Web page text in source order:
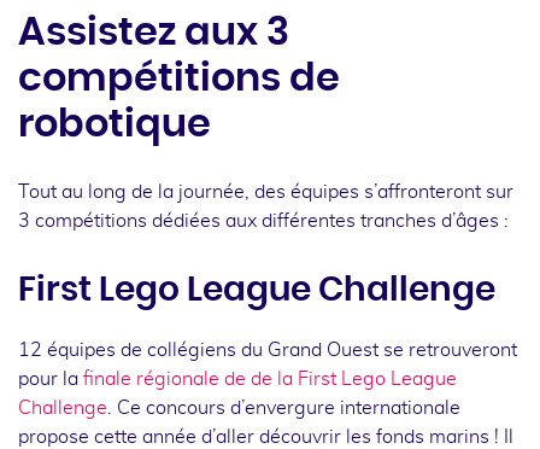
Assistez aux 3
compétitions de
robotique
Tout au long de la journée, des équipes s’affronteront sur
3 compétitions dédiées aux différentes tranches d’âges :
First Lego League Challenge
12 équipes de collégiens du Grand Ouest se retrouveront
pour la finale régionale de de la First Lego League
Challenge . Ce concours d’envergure internationale
propose cette année d’aller découvrir les fonds marins ! Il